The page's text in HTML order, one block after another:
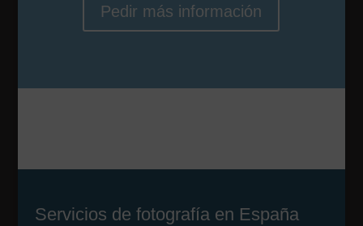
Pedir más información
Servicios de fotografía en España